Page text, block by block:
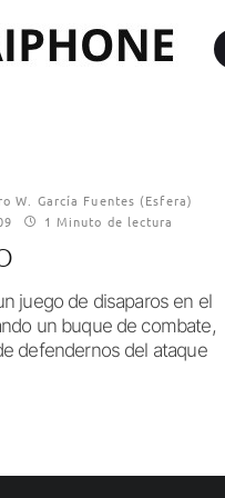
W. García Fuentes (Esfera)
1 Minuto de lectura
juego de disaparos en el
un buque de combate,
defendernos del ataque